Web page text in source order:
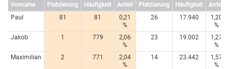
Vorname
Platzierung Häufigkeit Anteil Platzierung Häufigkeit
Anteil
Paul
81 81
0,21
%
26 17.940
1,20
%
Jakob
1 779
2,06
%
23 19.002
1,27
%
Maximilian
2 771
2,04
%
14 23.442
1,57
%